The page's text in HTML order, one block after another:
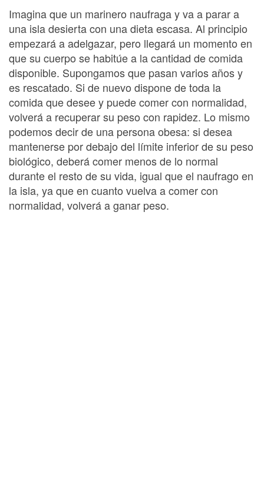
Imagina que un marinero naufraga y va a parar a
una isla desierta con una dieta escasa. Al principio
empezará a adelgazar, pero llegará un momento en
que su cuerpo se habitúe a la cantidad de comida
disponible. Supongamos que pasan varios años y
es rescatado. Si de nuevo dispone de toda la
comida que desee y puede comer con normalidad,
volverá a recuperar su peso con rapidez. Lo mismo
podemos decir de una persona obesa: si desea
mantenerse por debajo del límite inferior de su peso
biológico, deberá comer menos de lo normal
durante el resto de su vida, igual que el naufrago en
la isla, ya que en cuanto vuelva a comer con
normalidad, volverá a ganar peso.